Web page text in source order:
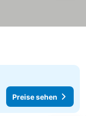
Preise sehen